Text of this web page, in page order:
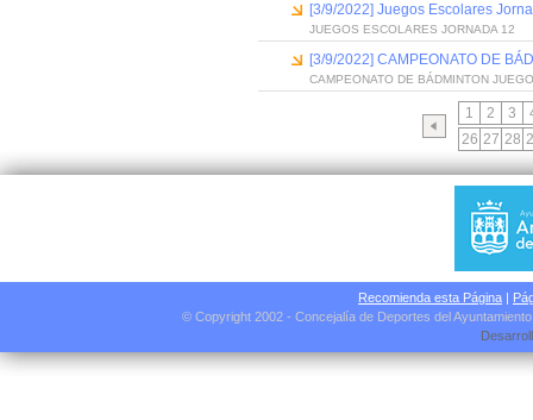
[3/9/2022] Juegos Escolares
JUEGOS ESCOLARES JORNADA 12
[3/9/2022] CAMPEONATO DE
CAMPEONATO DE BÁDMINTON
1 2 3
26 27 28
Recomienda esta Página |
© Copyright 2002 - Concejalía de Deportes del